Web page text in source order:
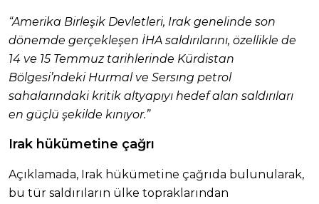
“Amerika Birleşik Devletleri, Irak genelinde son
dönemde gerçekleşen İHA saldırılarını, özellikle de
14 ve 15 Temmuz tarihlerinde Kürdistan
Bölgesi’ndeki Hurmal ve Sersıng petrol
sahalarındaki kritik altyapıyı hedef alan saldırıları
en güçlü şekilde kınıyor.”
Irak hükümetine çağrı
Açıklamada, Irak hükümetine çağrıda bulunularak,
bu tür saldırıların ülke topraklarından